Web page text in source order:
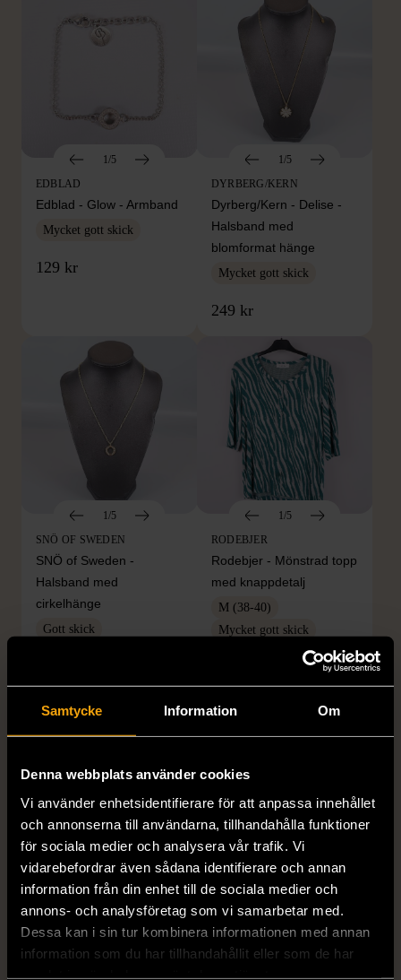
Samtycke Information Om
Denna webbplats använder cookies
Vi använder enhetsidentifierare för att anpassa innehållet
och annonserna till användarna, tillhandahålla funktioner
för sociala medier och analysera vår trafik. Vi
vidarebefordrar även sådana identifierare och annan
information från din enhet till de sociala medier och
annons- och analysföretag som vi samarbetar med.
Dessa kan i sin tur kombinera informationen med annan
information som du har tillhandahållit eller som de har
1/5
EDBLAD
Edblad - Glow - Armband
Mycket gott skick
129 kr
1/5
DYRBERG/KERN
Dyrberg/Kern - Delise -
Halsband med
blomformat hänge
Mycket gott skick
249 kr
1/5
SNÖ OF SWEDEN
SNÖ of Sweden -
Halsband med
cirkelhänge
Gott skick
1/5
RODEBJER
Rodebjer - Mönstrad topp
med knappdetalj
M (38-40)
Mycket gott skick
1/5
H&M
H&M - Leopardmönstrad
volangklänning
1/5
H&M
H&M - Plisserad midikjol
med resårmidja -
Salviagrön